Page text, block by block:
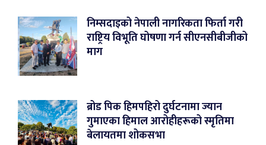
निम्सदाइको नेपाली नागरिकता फिर्ता गरी
राष्ट्रिय विभूति घोषणा गर्न सीएनसीबीजीको
माग
ब्रोड पिक हिमपहिरो दुर्घटनामा ज्यान
गुमाएका हिमाल आरोहीहरूको स्मृतिमा
बेलायतमा शोकसभा